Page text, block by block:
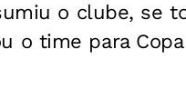
o clube, se
o time para